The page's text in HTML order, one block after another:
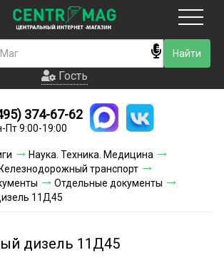
Гость
Новинки
Условия доставки
Условия оплаты
Акции и скидки
Гость
374-67-62
Пт 9:00-19:00
Наука. Техника. Медицина
транспорт
Отдельные документы
11Д45
дизель 11Д45